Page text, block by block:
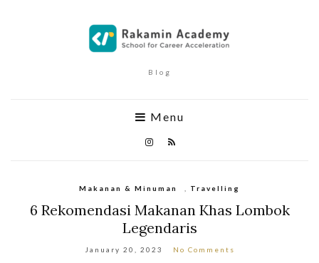
Blog
Menu
Makanan & Minuman Travelling
6 Rekomendasi Makanan Khas Lombok
Legendaris
January 20, 2023 No Comments